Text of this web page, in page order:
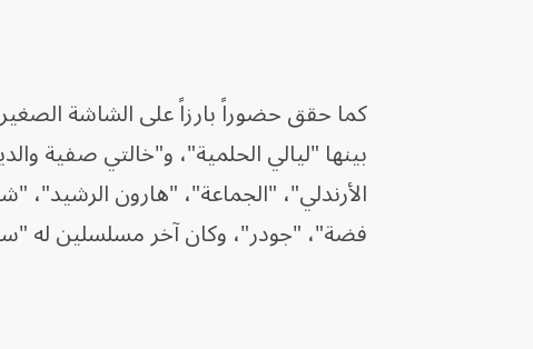
كما حقق حضوراً بارزاً على الشاشة
بينها "ليالي الحلمية"، و"خالتي صفية
الأرندلي"، "الجماعة"، "هارون
فضة"، "جودر"، وكان آخر مسلسلين له